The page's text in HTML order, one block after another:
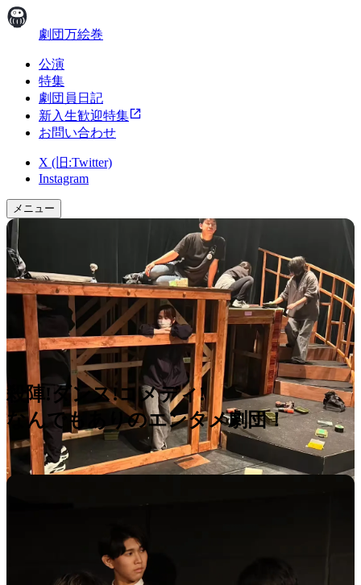
劇団万絵巻
公演
特集
劇団員日記
新入生歓迎特集
お問い合わせ
X (旧:Twitter)
Instagram
メニュー
殺陣!ダンス!コメディ!
なんでもありのエンタメ劇団！